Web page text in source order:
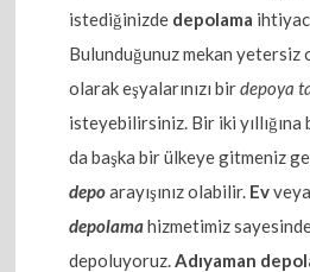
istediğinizde depolama
Bulunduğunuz mekan yetersiz
olarak eşyalarınızı birdepoya
isteyebilirsiniz. Bir iki yıllığına
da başka bir ülkeye gitmeniz
depoarayışınız olabilir. Evveya
depolamahizmetimiz
depoluyoruz.Adıyaman